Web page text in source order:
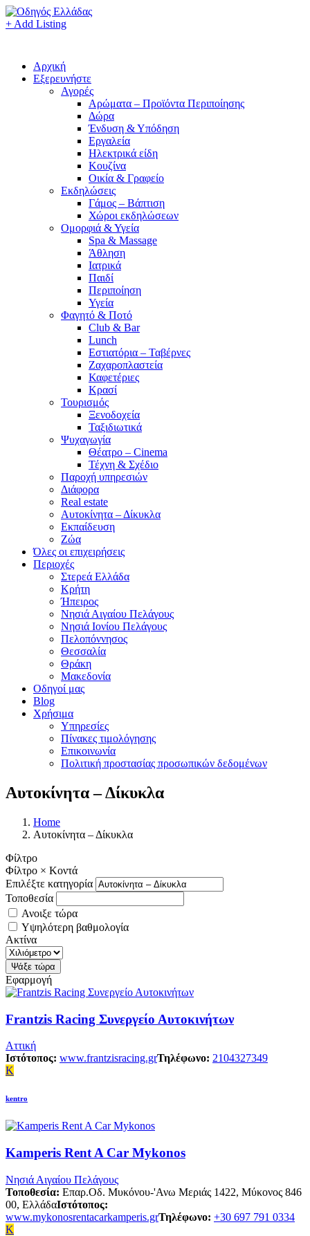
+ Add Listing
Αρχική
Εξερευνήστε
Αγορές
Αρώματα – Προϊόντα Περιποίησης
Δώρα
Ένδυση & Υπόδηση
Εργαλεία
Ηλεκτρικά είδη
Κουζίνα
Οικία & Γραφείο
Εκδηλώσεις
Γάμος – Βάπτιση
Χώροι εκδηλώσεων
Ομορφιά & Υγεία
Spa & Massage
Άθληση
Ιατρικά
Παιδί
Περιποίηση
Υγεία
Φαγητό & Ποτό
Club & Bar
Lunch
Εστιατόρια – Ταβέρνες
Ζαχαροπλαστεία
Καφετέριες
Κρασί
Τουρισμός
Ξενοδοχεία
Ταξιδιωτικά
Ψυχαγωγία
Θέατρο – Cinema
Τέχνη & Σχέδιο
Παροχή υπηρεσιών
Διάφορα
Real estate
Αυτοκίνητα – Δίκυκλα
Εκπαίδευση
Ζώα
Όλες οι επιχειρήσεις
Περιοχές
Στερεά Ελλάδα
Κρήτη
Ήπειρος
Νησιά Αιγαίου Πελάγους
Νησιά Ιονίου Πελάγους
Πελοπόννησος
Θεσσαλία
Θράκη
Μακεδονία
Οδηγοί μας
Blog
Χρήσιμα
Υπηρεσίες
Πίνακες τιμολόγησης
Επικοινωνία
Πολιτική προστασίας προσωπικών δεδομένων
Αυτοκίνητα – Δίκυκλα
Home
Αυτοκίνητα – Δίκυκλα
Φίλτρο
Φίλτρο × Κοντά
Επιλέξτε κατηγορία
Τοποθεσία
Ανοιξε τώρα
Υψηλότερη βαθμολογία
Ακτίνα
Εφαρμογή
Frantzis Racing Συνεργείο Αυτοκινήτων
Αττική
Ιστότοπος: www.frantzisracing.grΤηλέφωνο: 2104327349
K
kentro
Kamperis Rent A Car Mykonos
Νησιά Αιγαίου Πελάγους
Τοποθεσία: Επαρ.Οδ. Μυκόνου-'Ανω Μεριάς 1422, Μύκονος 846
00, ΕλλάδαΙστότοπος:
www.mykonosrentacarkamperis.grΤηλέφωνο: +30 697 791 0334
K